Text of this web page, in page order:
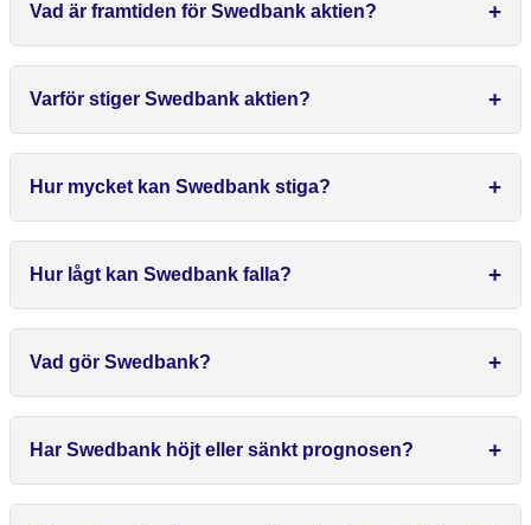
Vad är framtiden för Swedbank aktien?
Varför stiger Swedbank aktien?
Hur mycket kan Swedbank stiga?
Hur lågt kan Swedbank falla?
Vad gör Swedbank?
Har Swedbank höjt eller sänkt prognosen?